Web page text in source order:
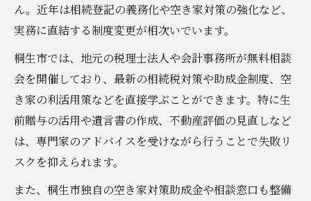
ん。近年は相続登記の義務化や空き家対策の強化など、
実務に直結する制度変更が相次いでいます。
桐生市では、地元の税理士法人や会計事務所が無料相談
会を開催しており、最新の相続税対策や助成金制度、空
き家の利活用策などを直接学ぶことができます。特に生
前贈与の活用や遺言書の作成、不動産評価の見直しなど
は、専門家のアドバイスを受けながら行うことで失敗リ
スクを抑えられます。
また、桐生市独自の空き家対策助成金や相談窓口も整備